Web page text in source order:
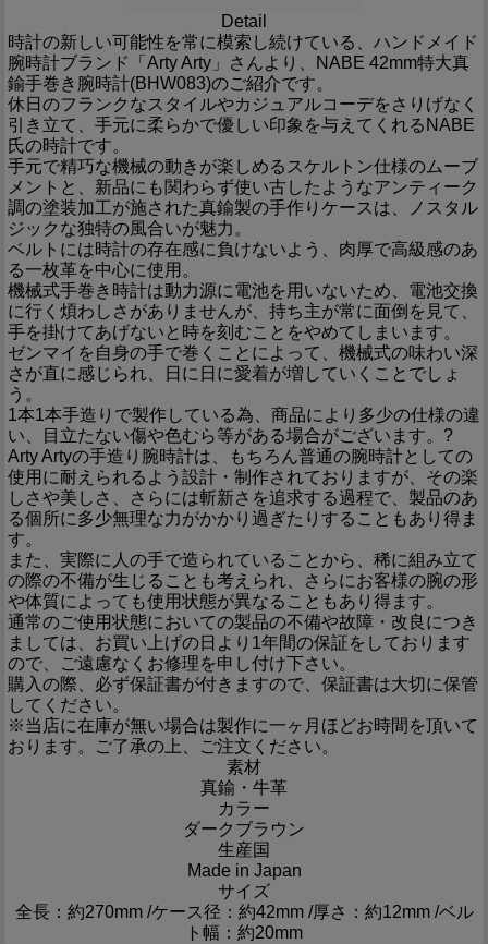
Detail
時計の新しい可能性を常に模索し続けている、ハンドメイド
腕時計ブランド「Arty Arty」さんより、NABE 42mm特大真
鍮手巻き腕時計(BHW083)のご紹介です。
休日のフランクなスタイルやカジュアルコーデをさりげなく
引き立て、手元に柔らかで優しい印象を与えてくれるNABE
氏の時計です。
手元で精巧な機械の動きが楽しめるスケルトン仕様のムーブ
メントと、新品にも関わらず使い古したようなアンティーク
調の塗装加工が施された真鍮製の手作りケースは、ノスタル
ジックな独特の風合いが魅力。
ベルトには時計の存在感に負けないよう、肉厚で高級感のあ
る一枚革を中心に使用。
機械式手巻き時計は動力源に電池を用いないため、電池交換
に行く煩わしさがありませんが、持ち主が常に面倒を見て、
手を掛けてあげないと時を刻むことをやめてしまいます。
ゼンマイを自身の手で巻くことによって、機械式の味わい深
さが直に感じられ、日に日に愛着が増していくことでしょ
う。
1本1本手造りで製作している為、商品により多少の仕様の違
い、目立たない傷や色むら等がある場合がございます。?
Arty Artyの手造り腕時計は、もちろん普通の腕時計としての
使用に耐えられるよう設計・制作されておりますが、その楽
しさや美しさ、さらには斬新さを追求する過程で、製品のあ
る個所に多少無理な力がかかり過ぎたりすることもあり得ま
す。
また、実際に人の手で造られていることから、稀に組み立て
の際の不備が生じることも考えられ、さらにお客様の腕の形
や体質によっても使用状態が異なることもあり得ます。
通常のご使用状態においての製品の不備や故障・改良につき
ましては、お買い上げの日より1年間の保証をしております
ので、ご遠慮なくお修理を申し付け下さい。
購入の際、必ず保証書が付きますので、保証書は大切に保管
してください。
※当店に在庫が無い場合は製作に一ヶ月ほどお時間を頂いて
おります。ご了承の上、ご注文ください。
素材
真鍮・牛革
カラー
ダークブラウン
生産国
Made in Japan
サイズ
全長：約270mm /ケース径：約42mm /厚さ：約12mm /ベル
ト幅：約20mm